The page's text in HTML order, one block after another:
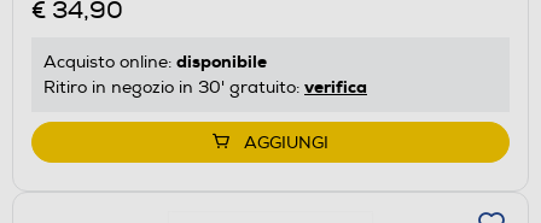
€ 34,90
Acquisto online: disponibile
Ritiro in negozio in 30' gratuito: verifica
AGGIUNGI